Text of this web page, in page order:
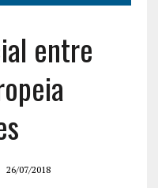
entre
26/07/2018